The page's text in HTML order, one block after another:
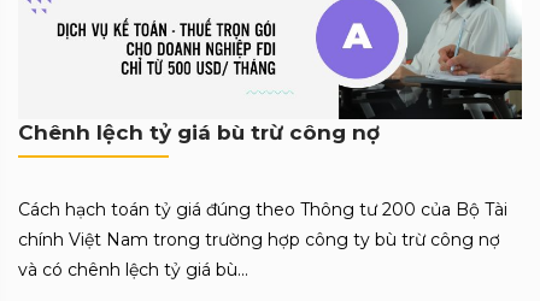
Chênh lệch tỷ giá bù trừ công nợ
Cách hạch toán tỷ giá đúng theo Thông tư 200 của Bộ Tài
chính Việt Nam trong trường hợp công ty bù trừ công nợ
và có chênh lệch tỷ giá bù...